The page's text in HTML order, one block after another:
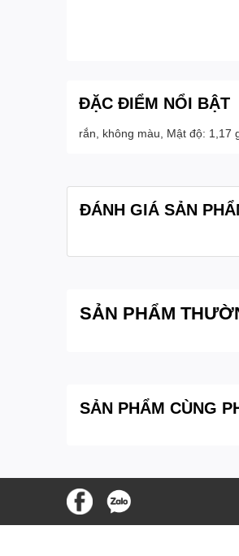
ĐẶC ĐIỂM NỔI BẬT
rắn, không màu, Mật độ: 1,17
ĐÁNH GIÁ SẢN
SẢN PHẨM
SẢN PHẨM CÙNG